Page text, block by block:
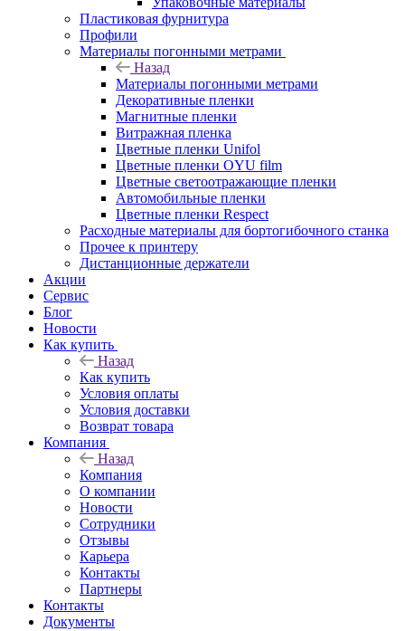
Пластиковая фурнитура
Профили
Материалы погонными метрами
Назад
Материалы погонными метрами
Декоративные пленки
Магнитные пленки
Витражная пленка
Цветные пленки Unifol
Цветные пленки OYU film
Цветные светоотражающие пленки
Автомобильные пленки
Цветные пленки Respect
Расходные материалы для бортогибочного станка
Прочее к принтеру
Дистанционные держатели
Акции
Сервис
Блог
Новости
Как купить
Назад
Как купить
Условия оплаты
Условия доставки
Возврат товара
Компания
Назад
Компания
О компании
Новости
Сотрудники
Отзывы
Карьера
Контакты
Партнеры
Контакты
Документы